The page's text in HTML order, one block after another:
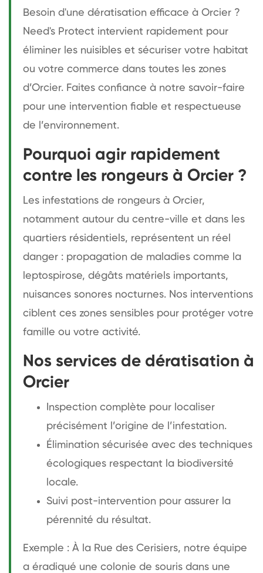
Besoin d'une dératisation efficace à Orcier ?
Need's Protect intervient rapidement pour
éliminer les nuisibles et sécuriser votre habitat
ou votre commerce dans toutes les zones
d’Orcier. Faites confiance à notre savoir-faire
pour une intervention fiable et respectueuse
de l’environnement.
Pourquoi agir rapidement
contre les rongeurs à Orcier ?
Les infestations de rongeurs à Orcier,
notamment autour du centre-ville et dans les
quartiers résidentiels, représentent un réel
danger : propagation de maladies comme la
leptospirose, dégâts matériels importants,
nuisances sonores nocturnes. Nos interventions
ciblent ces zones sensibles pour protéger votre
famille ou votre activité.
Nos services de dératisation à
Orcier
Inspection complète pour localiser
précisément l’origine de l’infestation.
Élimination sécurisée avec des techniques
écologiques respectant la biodiversité
locale.
Suivi post-intervention pour assurer la
pérennité du résultat.
Exemple : À la Rue des Cerisiers, notre équipe
a éradiqué une colonie de souris dans une